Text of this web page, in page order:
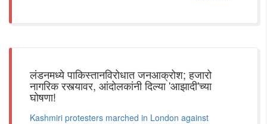
लंडनमध्ये पाकिस्तानविरोधात जनआक्रोश; हजारो
नागरिक रस्त्यावर, आंदोलकांनी दिल्या 'आझादी'च्या
घोषणा!
Kashmiri protesters marched in London against